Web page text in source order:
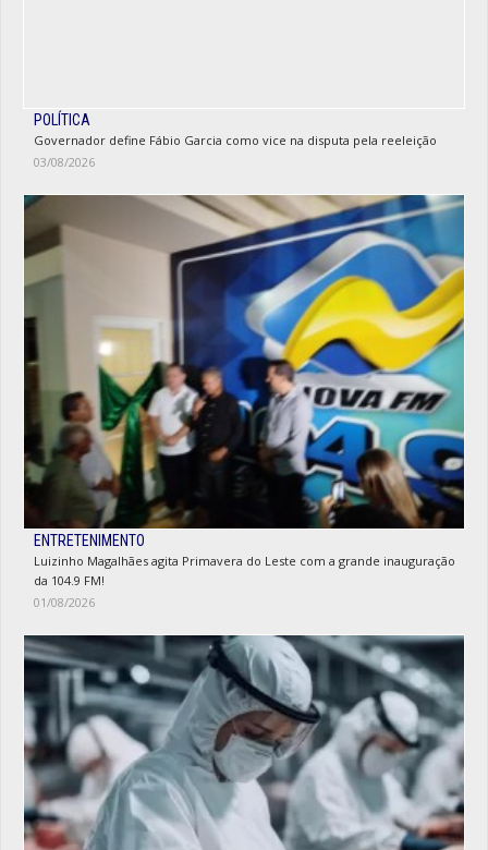
POLÍTICA
Governador define Fábio Garcia como vice na disputa pela reeleição
03/08/2026
ENTRETENIMENTO
Luizinho Magalhães agita Primavera do Leste com a grande inauguração
da 104.9 FM!
01/08/2026